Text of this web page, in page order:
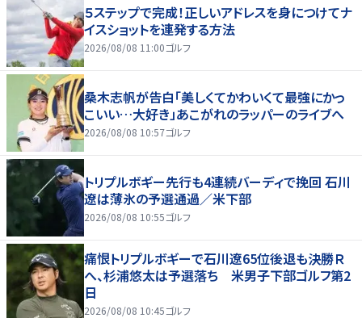
５ステップで完成！正しいアドレスを身につけてナ
イスショットを連発する方法
2026/08/08 11:00ゴルフ
桑木志帆が告白「美しくてかわいくて最強にかっ
こいい…大好き」あこがれのラッパーのライブへ
2026/08/08 10:57ゴルフ
トリプルボギー先行も4連続バーディで挽回 石川
遼は薄氷の予選通過／米下部
2026/08/08 10:55ゴルフ
痛恨トリプルボギーで石川遼65位後退も決勝Ｒ
へ、杉浦悠太は予選落ち 米男子下部ゴルフ第2
日
2026/08/08 10:45ゴルフ